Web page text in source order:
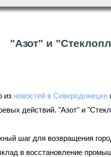
"Азот" и
из новостей в Северодонецке
действий. "Азот" и
шаг для возвращения
в восстановление